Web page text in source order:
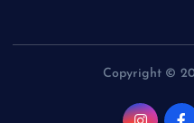
Copyright ©